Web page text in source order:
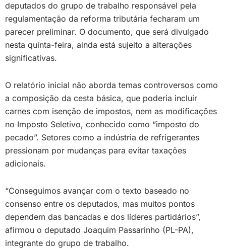
deputados do grupo de trabalho responsável pela
regulamentação da reforma tributária fecharam um
parecer preliminar. O documento, que será divulgado
nesta quinta-feira, ainda está sujeito a alterações
significativas.
O relatório inicial não aborda temas controversos como
a composição da cesta básica, que poderia incluir
carnes com isenção de impostos, nem as modificações
no Imposto Seletivo, conhecido como “imposto do
pecado”. Setores como a indústria de refrigerantes
pressionam por mudanças para evitar taxações
adicionais.
“Conseguimos avançar com o texto baseado no
consenso entre os deputados, mas muitos pontos
dependem das bancadas e dos líderes partidários”,
afirmou o deputado Joaquim Passarinho (PL-PA),
integrante do grupo de trabalho.